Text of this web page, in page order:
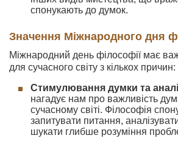
спонукають до думок.
Значення Міжнародного дня
Міжнародний день філософії має
для сучасного світу з кількох причин:
Стимулювання думки та
нагадує нам про важливість
сучасному світі. Філософія
запитувати питання,
шукати глибше розуміння